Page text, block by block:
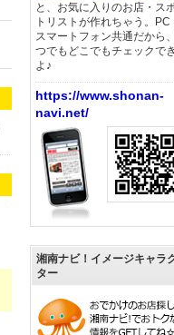
と、お気に入りのお店・ス
トリストが作れちゃう。PC
スマートフォン共通だから
つでもどこでもチェックで
よ♪
https://www.shonan-
navi.net/
湘南ナビ！イメージキャラ
ター